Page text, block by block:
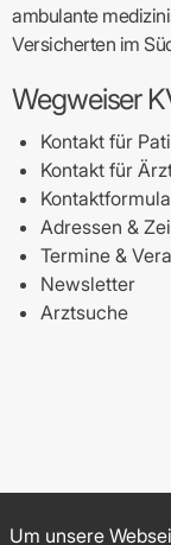
ambulante
Versicherten im
Wegweiser
Kontakt für
Kontakt für
Adressen &
Termine &
Newsletter
Arztsuche
Um unsere